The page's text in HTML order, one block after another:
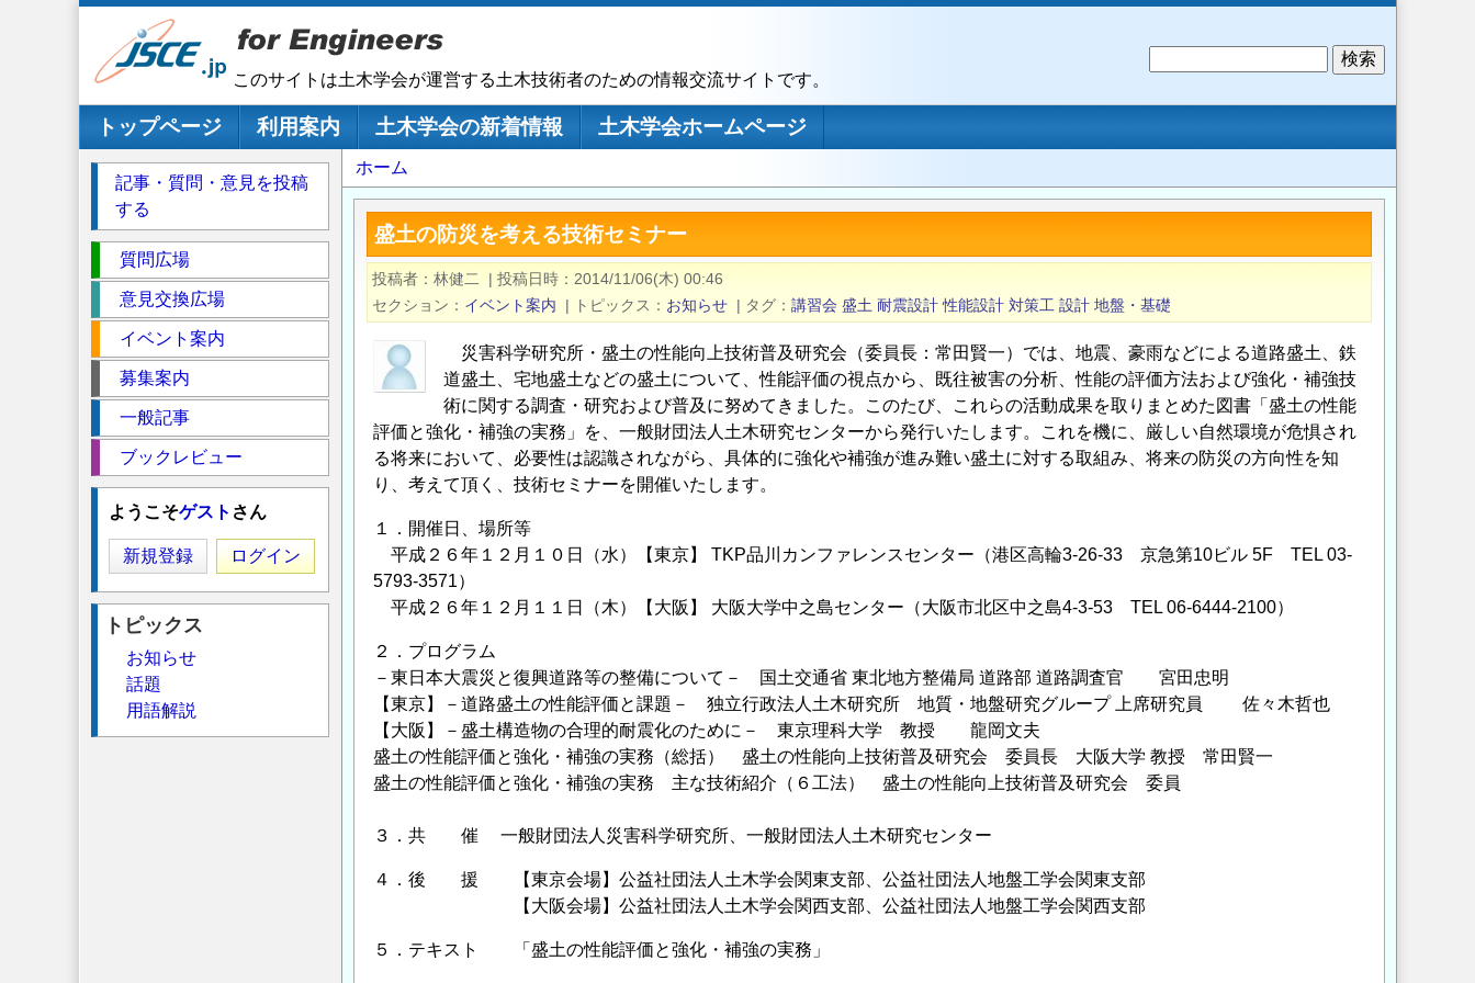
このサイトは土木学会が運営する土木技術者のための情報交流サイトです。
メインナビゲーション
トップページ 利用案内 土木学会の新着情報
土木学会ホームページ
パ
ン
く
ず
ホーム
盛土の防災を考える技術セミナー
投稿者 林健二 | 投稿日時
2014/11/06(木) 00:46
セクション
イベント案内 | トピックス お知らせ | タグ 講習会 盛土 耐震設計 性能設計 対策工 設計 地盤・基礎
災害科学研究所・盛土の性能向上技術普及研究会（委員長：常田賢一）では、地震、豪雨などによる道路盛土、鉄
道盛土、宅地盛土などの盛土について、性能評価の視点から、既往被害の分析、性能の評価方法および強化・補強技
術に関する調査・研究および普及に努めてきました。このたび、これらの活動成果を取りまとめた図書「盛土の性能
評価と強化・補強の実務」を、一般財団法人土木研究センターから発行いたします。これを機に、厳しい自然環境が危惧され
る将来において、必要性は認識されながら、具体的に強化や補強が進み難い盛土に対する取組み、将来の防災の方向性を知
り、考えて頂く、技術セミナーを開催いたします。
１．開催日、場所等
平成２６年１２月１０日（水）【東京】 TKP品川カンファレンスセンター（港区高輪3-26-33 京急第10ビル 5F TEL 03-
5793-3571）
平成２６年１２月１１日（木）【大阪】 大阪大学中之島センター（大阪市北区中之島4-3-53 TEL 06-6444-2100）
２．プログラム
－東日本大震災と復興道路等の整備について－ 国土交通省 東北地方整備局 道路部 道路調査官 宮田忠明
【東京】－道路盛土の性能評価と課題－ 独立行政法人土木研究所 地質・地盤研究グループ 上席研究員 佐々木哲也
【大阪】－盛土構造物の合理的耐震化のために－ 東京理科大学 教授 龍岡文夫
盛土の性能評価と強化・補強の実務（総括） 盛土の性能向上技術普及研究会 委員長 大阪大学 教授 常田賢一
盛土の性能評価と強化・補強の実務 主な技術紹介（６工法） 盛土の性能向上技術普及研究会 委員
３．共 催 一般財団法人災害科学研究所、一般財団法人土木研究センター
４．後 援 【東京会場】公益社団法人土木学会関東支部、公益社団法人地盤工学会関東支部
【大阪会場】公益社団法人土木学会関西支部、公益社団法人地盤工学会関西支部
５．テキスト 「盛土の性能評価と強化・補強の実務」
記事・質問・意見を投稿
する
ク
シ
質問広場
意見交換広場
イベント案内
募集案内
一般記事
ブックレビュー
ようこそゲスト さん
新規登録 ログイン
トピックス
お知らせ
話題
用語解説